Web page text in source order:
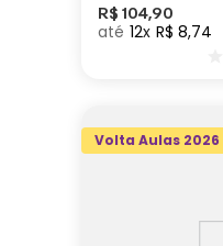
R$ 104,90
12 R$ 8,74
Volta Aulas 2026